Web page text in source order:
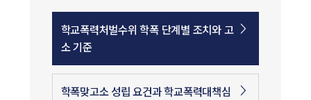
학교폭력처벌수위 학폭 단계별 조치와 고
소 기준
학폭맞고소 성립 요건과 학교폭력대책심